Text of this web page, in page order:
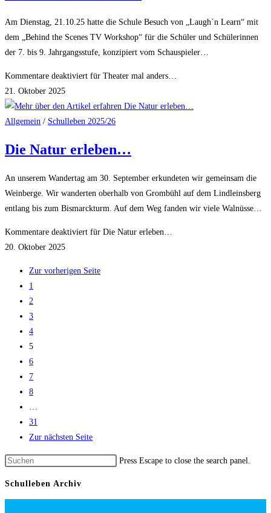
Am Dienstag, 21.10.25 hatte die Schule Besuch von „Laugh´n Learn“ mit
dem „Behind the Scenes TV Workshop“ für die Schüler und Schülerinnen
der 7. bis 9. Jahrgangsstufe, konzipiert vom Schauspieler…
Kommentare deaktiviert für Theater mal anders…
21. Oktober 2025
Allgemein / Schulleben 2025/26
Die Natur erleben…
An unserem Wandertag am 30. September erkundeten wir gemeinsam die
Weinberge. Wir wanderten oberhalb von Grombühl auf dem Lindleinsberg
entlang bis zum Bismarckturm. Auf dem Weg fanden wir viele Walnüsse…
Kommentare deaktiviert für Die Natur erleben…
20. Oktober 2025
Zur vorherigen Seite
1
2
3
4
5
6
7
8
…
31
Zur nächsten Seite
Press Escape to close the search panel.
Schulleben Archiv